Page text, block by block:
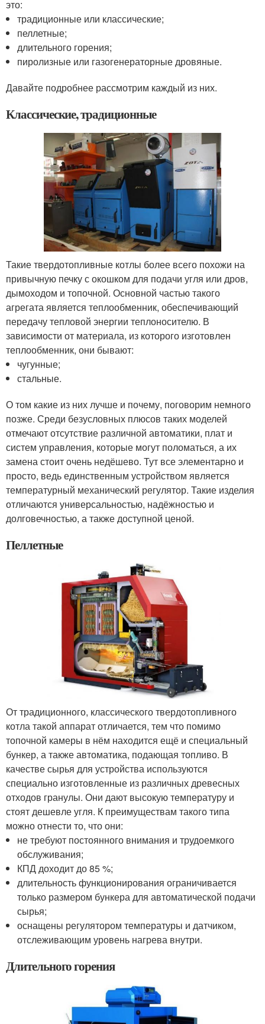
это:
традиционные или классические;
пеллетные;
длительного горения;
пиролизные или газогенераторные дровяные.
Давайте подробнее рассмотрим каждый из них.
Классические, традиционные
Такие твердотопливные котлы более всего похожи на
привычную печку с окошком для подачи угля или дров,
дымоходом и топочной. Основной частью такого
агрегата является теплообменник, обеспечивающий
передачу тепловой энергии теплоносителю. В
зависимости от материала, из которого изготовлен
теплообменник, они бывают:
чугунные;
стальные.
О том какие из них лучше и почему, поговорим немного
позже. Среди безусловных плюсов таких моделей
отмечают отсутствие различной автоматики, плат и
систем управления, которые могут поломаться, а их
замена стоит очень недёшево. Тут все элементарно и
просто, ведь единственным устройством является
температурный механический регулятор. Такие изделия
отличаются универсальностью, надёжностью и
долговечностью, а также доступной ценой.
Пеллетные
От традиционного, классического твердотопливного
котла такой аппарат отличается, тем что помимо
топочной камеры в нём находится ещё и специальный
бункер, а также автоматика, подающая топливо. В
качестве сырья для устройства используются
специально изготовленные из различных древесных
отходов гранулы. Они дают высокую температуру и
стоят дешевле угля. К преимуществам такого типа
можно отнести то, что они:
не требуют постоянного внимания и трудоемкого
обслуживания;
КПД доходит до 85 %;
длительность функционирования ограничивается
только размером бункера для автоматической подачи
сырья;
оснащены регулятором температуры и датчиком,
отслеживающим уровень нагрева внутри.
Длительного горения